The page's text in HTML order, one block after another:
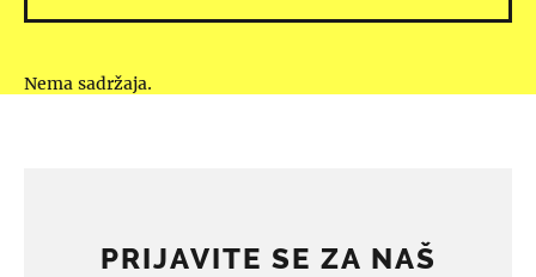
Nema sadržaja.
PRIJAVITE SE ZA NAŠ